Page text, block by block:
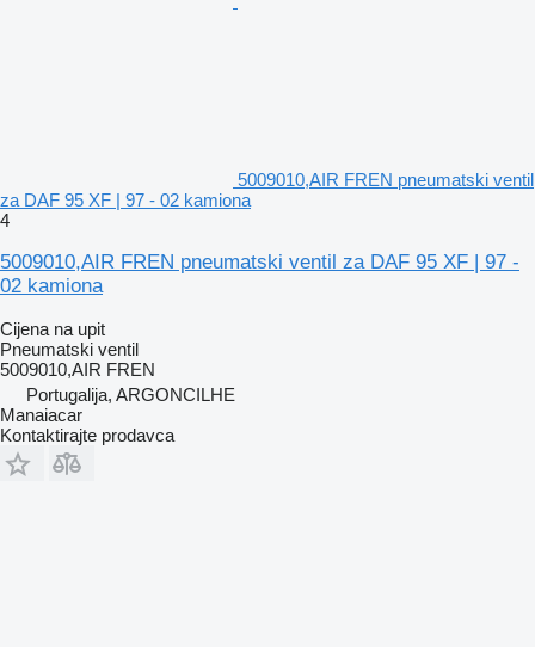
5009010,AIR FREN pneumatski ventil
za DAF 95 XF | 97 - 02 kamiona
4
5009010,AIR FREN pneumatski ventil za DAF 95 XF | 97 -
02 kamiona
Cijena na upit
Pneumatski ventil
5009010,AIR FREN
Portugalija, ARGONCILHE
Manaiacar
Kontaktirajte prodavca